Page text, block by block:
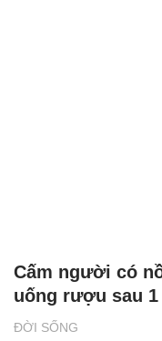
ĐỜI SỐNG
Cấm người có
uống rượu sau